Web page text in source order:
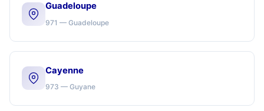
Guadeloupe
971 — Guadeloupe
Cayenne
973 — Guyane